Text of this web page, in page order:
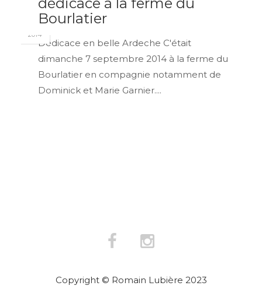
SEP
08
2014
Bourlatier
Dédicace en belle Ardeche C'était
dimanche 7 septembre 2014 à la ferme du
Bourlatier en compagnie notamment de
Dominick et Marie Garnier....
Copyright © Romain Lubière 2023